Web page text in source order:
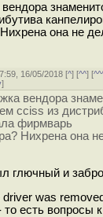
она не
16/05/2018 [^] [^^] [
]
вендора
cciss из
фирмварь
Нихрена она
глючный и
driver was
то есть вопросы